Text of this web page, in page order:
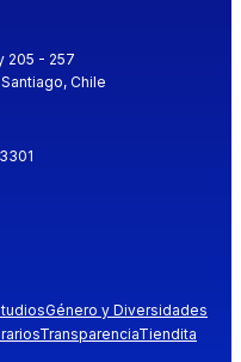
205 - 257
Chile
Género y Diversidades
TransparenciaTiendita